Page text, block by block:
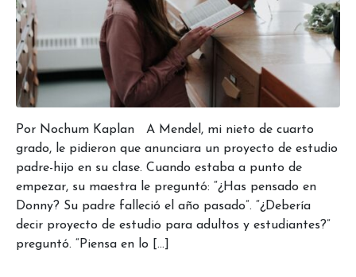
Por Nochum Kaplan A Mendel, mi nieto de cuarto
grado, le pidieron que anunciara un proyecto de estudio
padre-hijo en su clase. Cuando estaba a punto de
empezar, su maestra le preguntó: “¿Has pensado en
Donny? Su padre falleció el año pasado”. “¿Debería
decir proyecto de estudio para adultos y estudiantes?”
preguntó. “Piensa en lo […]